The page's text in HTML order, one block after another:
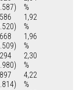
%
1,92
%
1,96
%
2,30
%
4,22
%